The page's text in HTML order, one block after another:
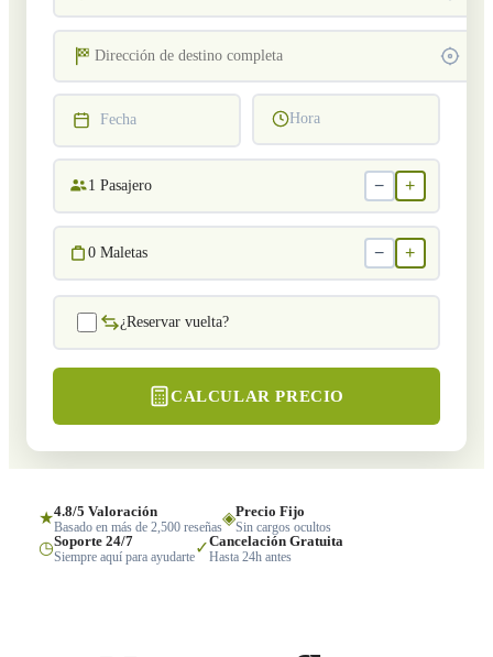
Fecha Hora
1 Pasajero − +
0 Maletas − +
¿Reservar vuelta?
CALCULAR PRECIO
★4.8/5 Valoración
Basado en más de 2,500 reseñas◈Precio Fijo
Sin cargos ocultos
◷Soporte 24/7
Siempre aquí para ayudarte✓Cancelación Gratuita
Hasta 24h antes